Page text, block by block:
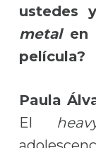
ustedes
metalen
película?
Paula
El